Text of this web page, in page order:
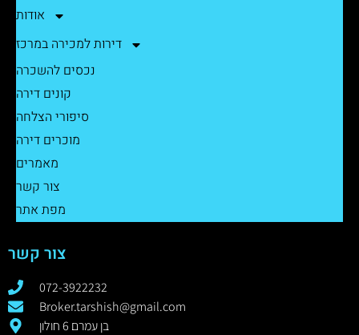
אודות
דירות למכירה במרכז
נכסים להשכרה
קונים דירה
סיפורי הצלחה
מוכרים דירה
מאמרים
צור קשר
מפת אתר
צור קשר
072-3922232
Broker.tarshish@gmail.com
בן עמרם 6 חולון